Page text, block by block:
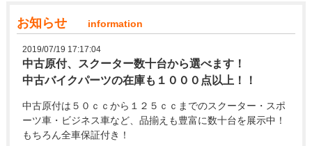
お知らせ information
2019/07/19 17:17:04
中古原付、スクーター数十台から選べます！
中古バイクパーツの在庫も１０００点以上！！
中古原付は５０ｃｃから１２５ｃｃまでのスクーター・スポ
ーツ車・ビジネス車など、品揃えも豊富に数十台を展示中！
もちろん全車保証付き！